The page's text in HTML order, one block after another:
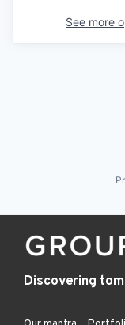
See more
Discovering